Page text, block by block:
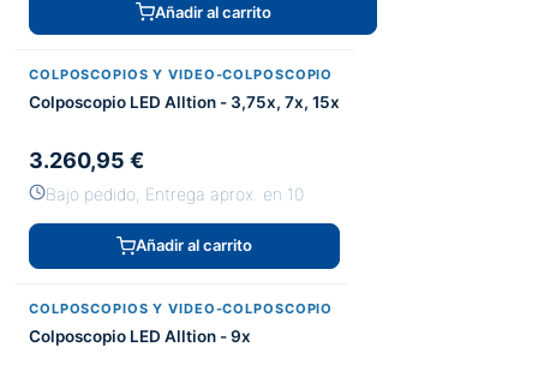
Añadir al carrito
COLPOSCOPIOS Y VIDEO-COLPOSCOPIO
Colposcopio LED Alltion - 3,75x, 7x, 15x
3.260,95 €
Bajo pedido, Entrega aprox. en 10
Añadir al carrito
COLPOSCOPIOS Y VIDEO-COLPOSCOPIO
Colposcopio LED Alltion - 9x